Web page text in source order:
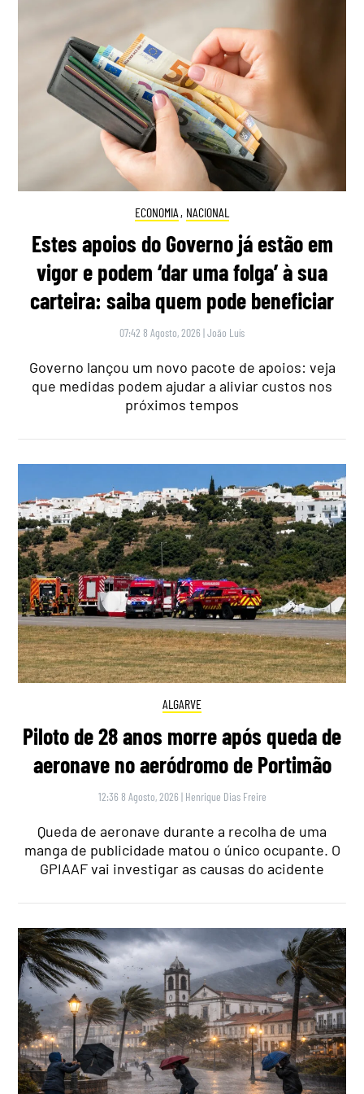
ECONOMIA , NACIONAL
Estes apoios do Governo já estão em
vigor e podem ‘dar uma folga’ à sua
carteira: saiba quem pode beneficiar
07:42 8 Agosto, 2026 |João Luís
Governo lançou um novo pacote de apoios: veja
que medidas podem ajudar a aliviar custos nos
próximos tempos
ALGARVE
Piloto de 28 anos morre após queda de
aeronave no aeródromo de Portimão
12:36 8 Agosto, 2026 | Henrique Dias Freire
Queda de aeronave durante a recolha de uma
manga de publicidade matou o único ocupante. O
GPIAAF vai investigar as causas do acidente